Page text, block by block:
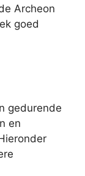
Archeon
goed
gedurende
en